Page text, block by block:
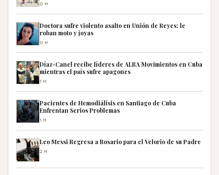
0H
Doctora sufre violento asalto en Unión de Reyes: le
roban moto y joyas
0H
Díaz-Canel recibe líderes de ALBA Movimientos en Cuba
mientras el país sufre apagones
1H
Pacientes de Hemodiálisis en Santiago de Cuba
Enfrentan Serios Problemas
1H
Leo Messi Regresa a Rosario para el Velorio de su Padre
2H